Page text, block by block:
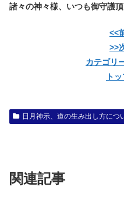
諸々の神々様、いつも御守護
<<
>>
カテゴリ
ト
日月神示、道の生み出し方につ
関連記事